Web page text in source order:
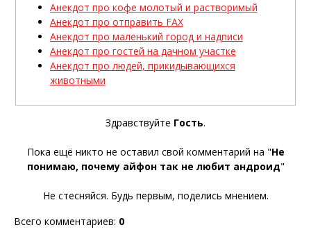
Анекдот про кофе молотый и растворимый
Анекдот про отправить FAX
Анекдот про маленький город и надписи
Анекдот про гостей на дачном участке
Анекдот про людей, прикидывающихся
животными
Здравствуйте Гость.
Пока ещё никто не оставил свой комментарий на "Не
понимаю, почему айфон так не любит андроид"
Не стесняйся. Будь первым, поделись мнением.
Всего комментариев: 0